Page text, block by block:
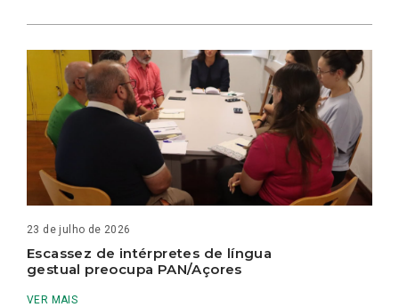
23 de julho de 2026
Escassez de intérpretes de língua
gestual preocupa PAN/Açores
VER MAIS